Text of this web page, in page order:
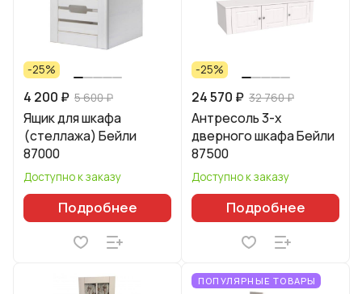
-25%
4 200 ₽ 5 600 ₽
Ящик для шкафа
(стеллажа) Бейли
87000
Доступно к заказу
Подробнее
-25%
24 570 ₽ 32 760 ₽
Антресоль 3-х
дверного шкафа Бейли
87500
Доступно к заказу
Подробнее
ПОПУЛЯРНЫЕ ТОВАРЫ